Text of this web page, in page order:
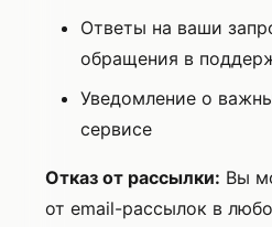
Ответы на ваши
обращения в
Уведомление о
сервисе
Отказ от рассылки: Вы
от email-рассылок в